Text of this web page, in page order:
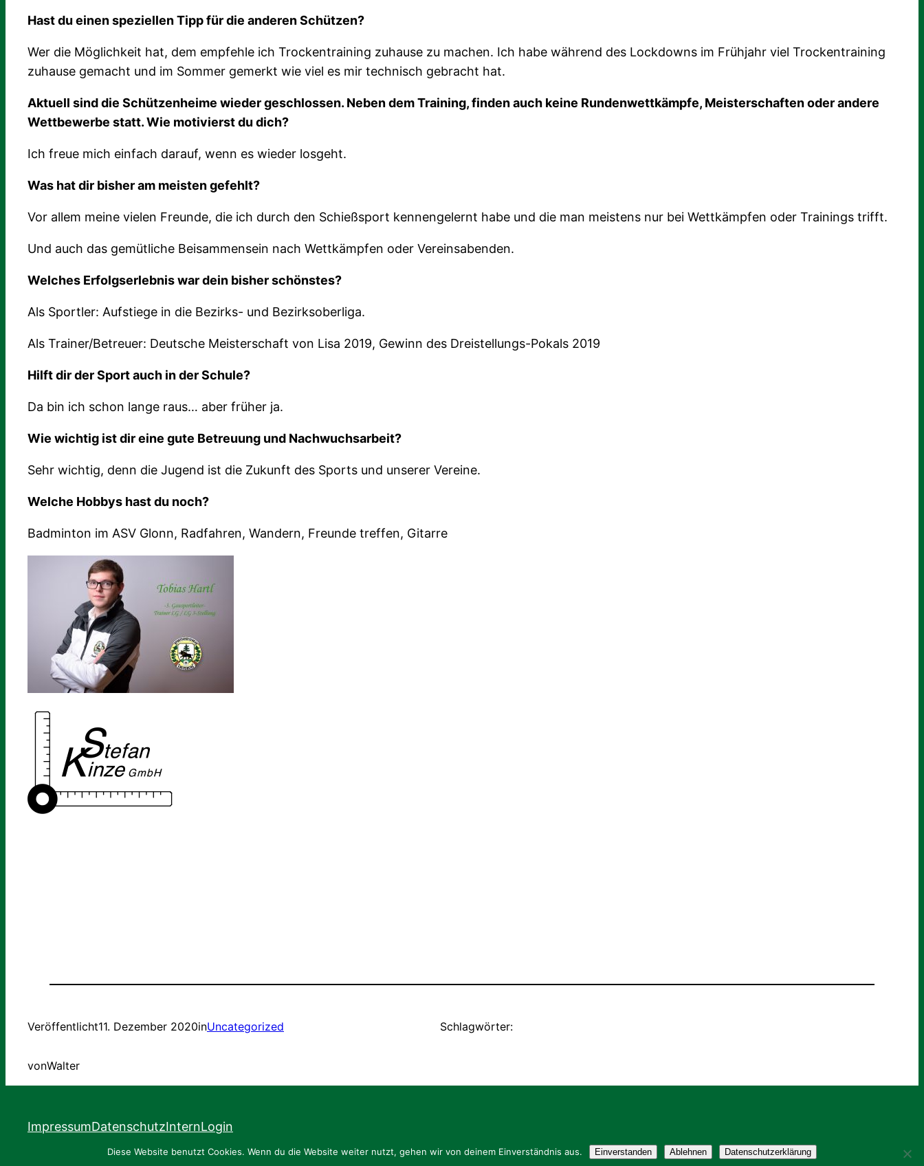
Hast du einen speziellen Tipp für die anderen Schützen?
Wer die Möglichkeit hat, dem empfehle ich Trockentraining zuhause zu machen. Ich habe während des Lockdowns im Frühjahr viel Trockentraining
zuhause gemacht und im Sommer gemerkt wie viel es mir technisch gebracht hat.
Aktuell sind die Schützenheime wieder geschlossen. Neben dem Training, finden auch keine Rundenwettkämpfe, Meisterschaften oder andere
Wettbewerbe statt. Wie motivierst du dich?
Ich freue mich einfach darauf, wenn es wieder losgeht.
Was hat dir bisher am meisten gefehlt?
Vor allem meine vielen Freunde, die ich durch den Schießsport kennengelernt habe und die man meistens nur bei Wettkämpfen oder Trainings trifft.
Und auch das gemütliche Beisammensein nach Wettkämpfen oder Vereinsabenden.
Welches Erfolgserlebnis war dein bisher schönstes?
Als Sportler: Aufstiege in die Bezirks- und Bezirksoberliga.
Als Trainer/Betreuer: Deutsche Meisterschaft von Lisa 2019, Gewinn des Dreistellungs-Pokals 2019
Hilft dir der Sport auch in der Schule?
Da bin ich schon lange raus… aber früher ja.
Wie wichtig ist dir eine gute Betreuung und Nachwuchsarbeit?
Sehr wichtig, denn die Jugend ist die Zukunft des Sports und unserer Vereine.
Welche Hobbys hast du noch?
Badminton im ASV Glonn, Radfahren, Wandern, Freunde treffen, Gitarre
Veröffentlicht11. Dezember 2020inUncategorized
vonWalter
Schlagwörter:
ImpressumDatenschutzInternLogin
Diese Website benutzt Cookies. Wenn du die Website weiter nutzt, gehen wir von deinem Einverständnis aus. Einverstanden Ablehnen Datenschutzerklärung